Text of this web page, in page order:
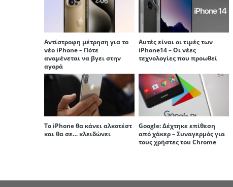
Αντίστροφη μέτρηση για το
νέο iPhone – Πότε
αναμένεται να βγει στην
αγορά
Αυτές είναι οι τιμές των
iPhone14 – Οι νέες
τεχνολογίες που προωθεί
Το iPhone θα κάνει αλκοτέστ
και θα σε… κλειδώνει
Google: Δέχτηκε επίθεση
από χάκερ – Συναγερμός για
τους χρήστες του Chrome